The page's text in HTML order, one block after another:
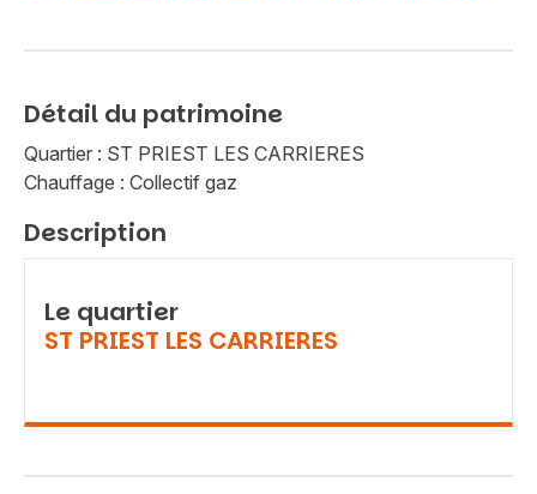
Détail du patrimoine
Quartier : ST PRIEST LES CARRIERES
Chauffage : Collectif gaz
Description
Le quartier
ST PRIEST LES CARRIERES